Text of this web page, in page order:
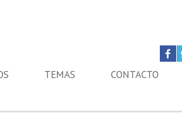
TEMAS CONTACTO